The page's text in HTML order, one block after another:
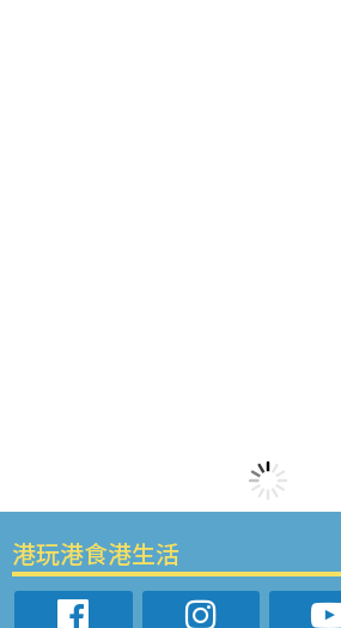
港玩港食港生活